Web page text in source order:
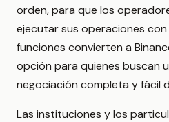
orden, para que los
ejecutar sus operaciones
funciones convierten a
opción para quienes buscan
negociación completa y fácil
Las instituciones y los